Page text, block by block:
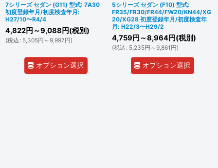
7シリーズ セダン (G11) 型式: 7A30
初度登録年月/初度検査年月:
H27/10〜R4/4
4,822円 ～9,088 円(税別)
(税込 : 5,305円 ～9,997円)
オプション選択
5シリーズ セダン (F10) 型式:
FR35/FR30/FR44/FW20/KN44/XG
20/XG28 初度登録年月/初度検査年
月: H22/3〜H29/2
4,759 円 ～8,964円(税別)
(税込 : 5,235円 ～9,861 円)
オプション選択